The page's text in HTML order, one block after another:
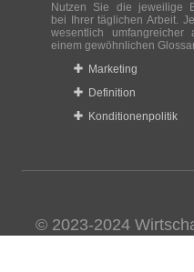
Nutzen Sie die jeweilige
bei Ihrer täglichen Arbeit.
wesentlich
einem gewöhnlichen
Marketing
Definition
Konditionenpolitik
© 2023-2024